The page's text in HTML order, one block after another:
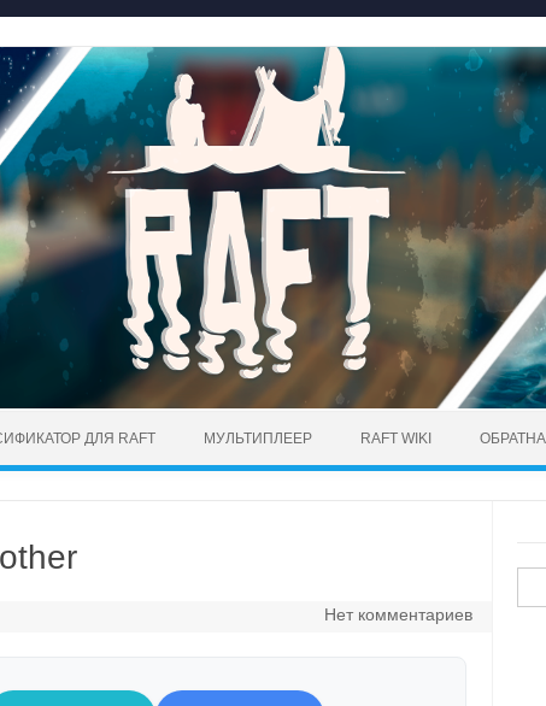
ДЛЯ RAFT МУЛЬТИПЛЕЕР RAFT WIKI
Нет комментариев